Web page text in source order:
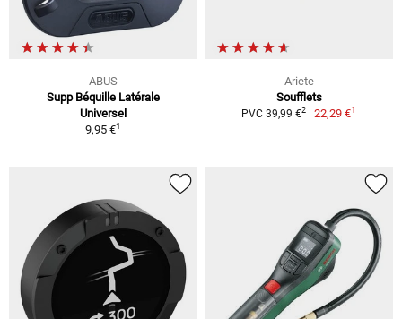
ABUS
Supp Béquille Latérale
Universel
9,95 €1
Ariete
Soufflets
PVC 39,99 €2 22,29 €1